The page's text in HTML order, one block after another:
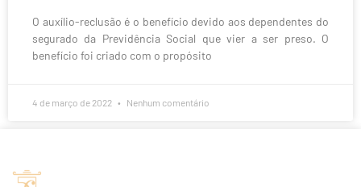
O auxílio-reclusão é o benefício devido aos dependentes do
segurado da Previdência Social que vier a ser preso. O
benefício foi criado com o propósito
4 de março de 2022 Nenhum comentário